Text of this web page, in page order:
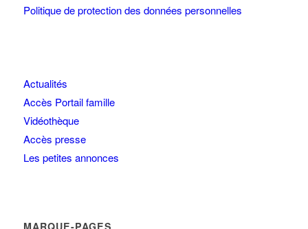
Politique de protection des données personnelles
Actualités
Accès Portail famille
Vidéothèque
Accès presse
Les petites annonces